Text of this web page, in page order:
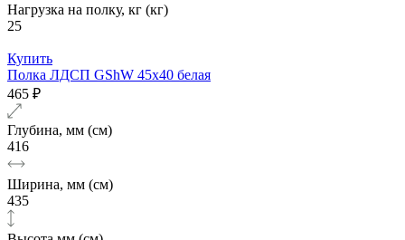
Нагрузка на полку, кг (кг)
25
Купить
Полка ЛДСП GShW 45х40 белая
465 ₽
Глубина, мм (см)
416
Ширина, мм (см)
435